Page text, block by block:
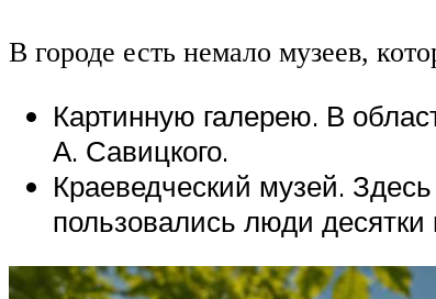
В городе есть немало музеев,
Картинную галерею. В
А. Савицкого.
Краеведческий музей.
пользовались люди десятки